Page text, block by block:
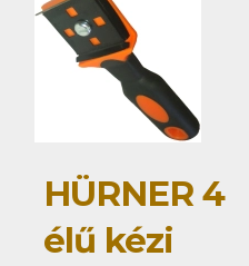
HÜRNER 4
élű kézi